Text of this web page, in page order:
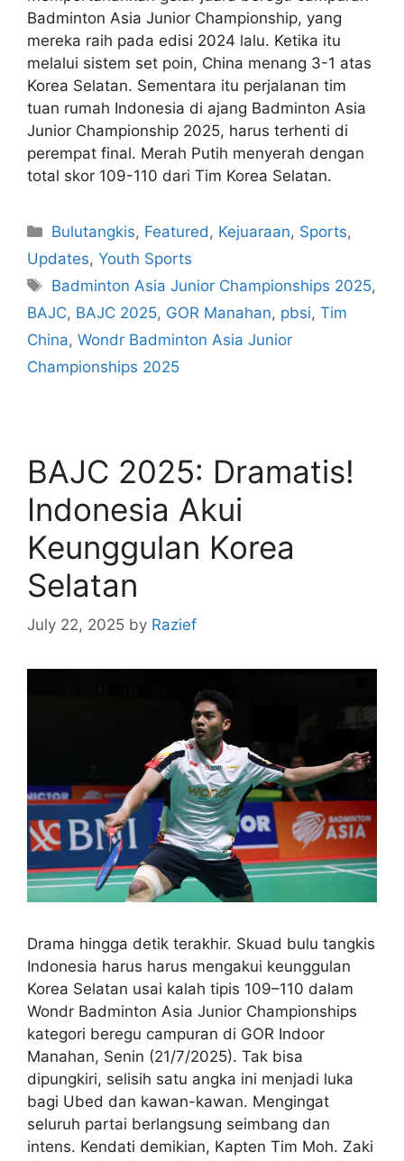
Badminton Asia Junior Championship, yang
mereka raih pada edisi 2024 lalu. Ketika itu
melalui sistem set poin, China menang 3-1 atas
Korea Selatan. Sementara itu perjalanan tim
tuan rumah Indonesia di ajang Badminton Asia
Junior Championship 2025, harus terhenti di
perempat final. Merah Putih menyerah dengan
total skor 109-110 dari Tim Korea Selatan.
Bulutangkis, Featured , Kejuaraan, Sports,
Updates, Youth Sports
Badminton Asia Junior Championships 2025,
BAJC, BAJC 2025, GOR Manahan, pbsi, Tim
China, Wondr Badminton Asia Junior
Championships 2025
BAJC 2025: Dramatis!
Indonesia Akui
Keunggulan Korea
Selatan
July 22, 2025 by Razief
Drama hingga detik terakhir. Skuad bulu tangkis
Indonesia harus harus mengakui keunggulan
Korea Selatan usai kalah tipis 109–110 dalam
Wondr Badminton Asia Junior Championships
kategori beregu campuran di GOR Indoor
Manahan, Senin (21/7/2025). Tak bisa
dipungkiri, selisih satu angka ini menjadi luka
bagi Ubed dan kawan-kawan. Mengingat
seluruh partai berlangsung seimbang dan
intens. Kendati demikian, Kapten Tim Moh. Zaki